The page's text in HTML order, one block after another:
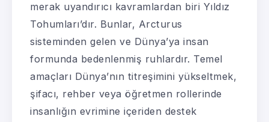
merak uyandırıcı kavramlardan biri Yıldız
Tohumları’dır. Bunlar, Arcturus
sisteminden gelen ve Dünya’ya insan
formunda bedenlenmiş ruhlardır. Temel
amaçları Dünya’nın titreşimini yükseltmek,
şifacı, rehber veya öğretmen rollerinde
insanlığın evrimine içeriden destek